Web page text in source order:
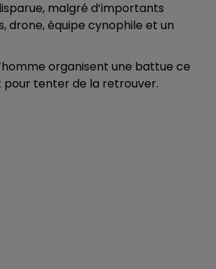
malgré d’importants
drone, équipe cynophile et un
organisent une battue ce
pour tenter de la retrouver.